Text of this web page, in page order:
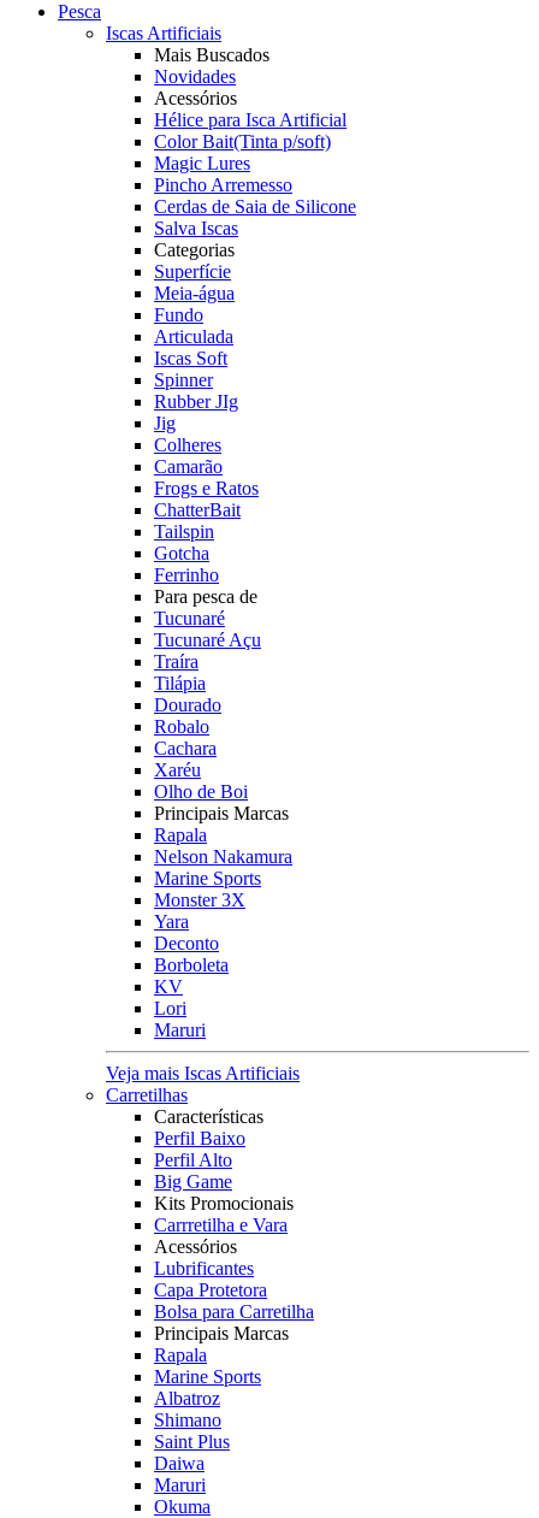
Pesca
Iscas Artificiais
Mais Buscados
Novidades
Acessórios
Hélice para Isca Artificial
Color Bait(Tinta p/soft)
Magic Lures
Pincho Arremesso
Cerdas de Saia de Silicone
Salva Iscas
Categorias
Superfície
Meia-água
Fundo
Articulada
Iscas Soft
Spinner
Rubber JIg
Jig
Colheres
Camarão
Frogs e Ratos
ChatterBait
Tailspin
Gotcha
Ferrinho
Para pesca de
Tucunaré
Tucunaré Açu
Traíra
Tilápia
Dourado
Robalo
Cachara
Xaréu
Olho de Boi
Principais Marcas
Rapala
Nelson Nakamura
Marine Sports
Monster 3X
Yara
Deconto
Borboleta
KV
Lori
Maruri
Veja mais Iscas Artificiais
Carretilhas
Características
Perfil Baixo
Perfil Alto
Big Game
Kits Promocionais
Carrretilha e Vara
Acessórios
Lubrificantes
Capa Protetora
Bolsa para Carretilha
Principais Marcas
Rapala
Marine Sports
Albatroz
Shimano
Saint Plus
Daiwa
Maruri
Okuma